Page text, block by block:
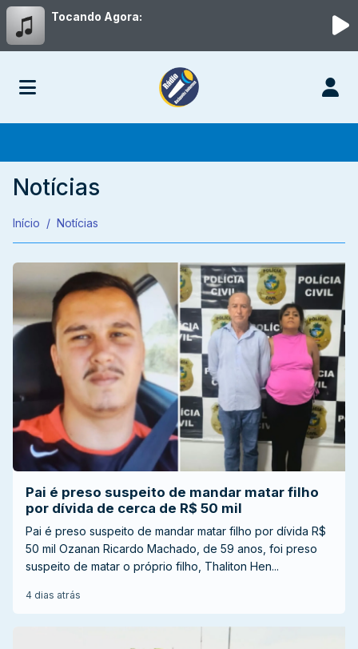
Tocando Agora:
Notícias
Início Notícias
Pai é preso suspeito de mandar matar filho
por dívida de cerca de R$ 50 mil
Pai é preso suspeito de mandar matar filho por dívida R$
50 mil Ozanan Ricardo Machado, de 59 anos, foi preso
suspeito de matar o próprio filho, Thaliton Hen...
4 dias atrás